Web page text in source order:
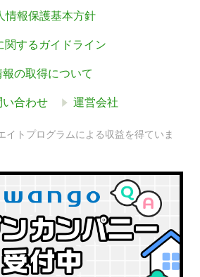
情報保護基本方針
関するガイドライン
の取得について
い合わせ 運営会社
イトプログラムによる収益を得ていま